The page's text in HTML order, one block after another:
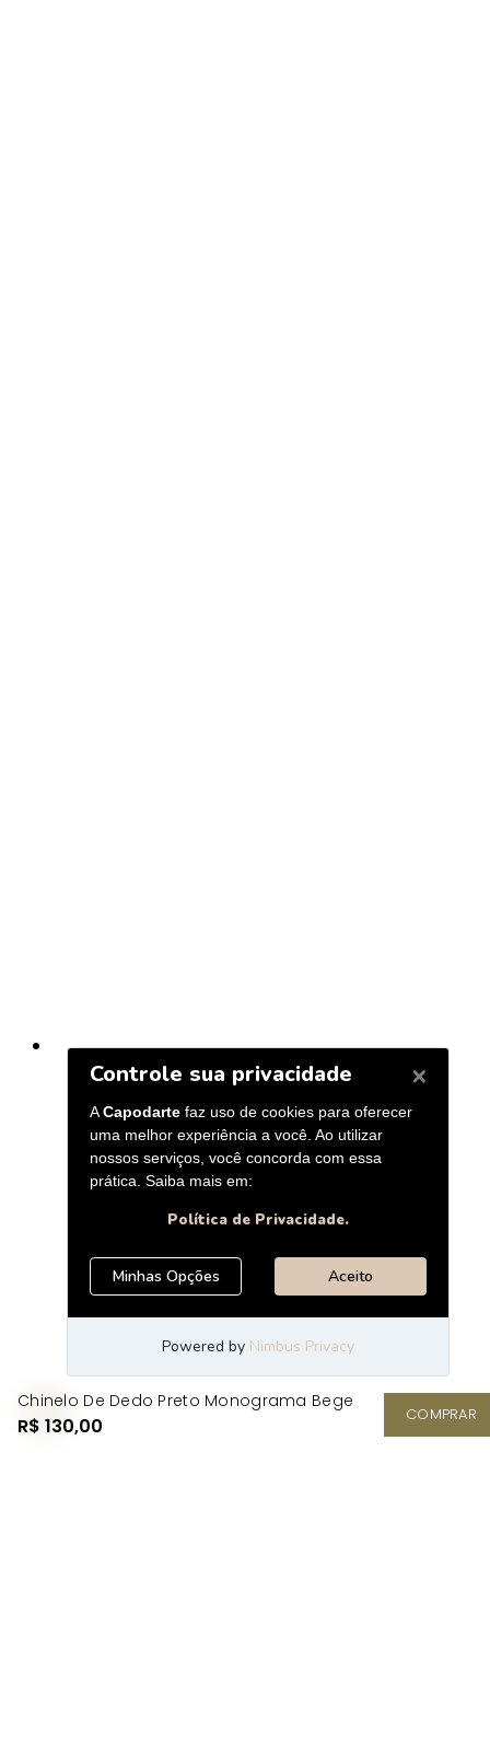
Chinelo De Dedo Preto Monograma Bege
R$ 130,00 COMPRAR